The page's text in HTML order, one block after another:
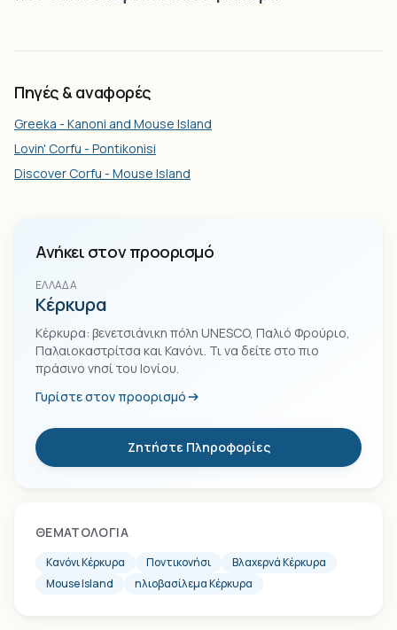
Πηγές & αναφορές
Greeka - Kanoni and Mouse Island
Lovin' Corfu - Pontikonisi
Discover Corfu - Mouse Island
Ανήκει στον προορισμό
ΕΛΛΆΔΑ
Κέρκυρα
Κέρκυρα: βενετσιάνικη πόλη UNESCO, Παλιό Φρούριο,
Παλαιοκαστρίτσα και Κανόνι. Τι να δείτε στο πιο
πράσινο νησί του Ιονίου.
Γυρίστε στον προορισμό
Ζητήστε Πληροφορίες
ΘΕΜΑΤΟΛΟΓΊΑ
Κανόνι Κέρκυρα Ποντικονήσι
Βλαχερνά Κέρκυρα
Mouse Island
ηλιοβασίλεμα Κέρκυρα